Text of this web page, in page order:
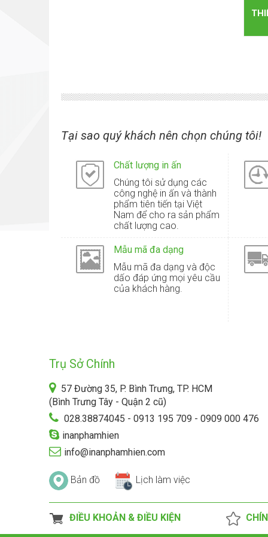
Tại sao quý khách nên chọn chúng tôi!
Chất lượng in ấn
Chúng tôi sử dụng các
công nghệ in ấn và thành
phẩm tiên tiến tại Việt
Nam để cho ra sản phẩm
chất lượng cao.
Mẫu mã đa dạng
Mẫu mã đa dạng và độc
dấo đáp ứng mọi yêu cầu
của khách hàng.
Trụ Sở Chính
57 Đường 35, P. Bình Trưng, TP. HCM
(Bình Trưng Tây - Quận 2 cũ)
028.38874045 - 0913 195 709 - 0909 000 476
inanphamhien
info@inanphamhien.com
Bản đồ Lịch làm việc
ĐIỀU KHOẢN & ĐIỀU KIỆN